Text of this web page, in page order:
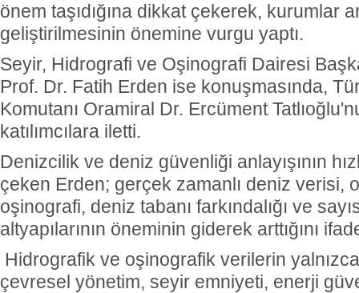
önem taşıdığına dikkat çekerek, kurumlar
geliştirilmesinin önemine vurgu yaptı.
Seyir, Hidrografi ve Oşinografi Dairesi
Prof. Dr. Fatih Erden ise konuşmasında,
Komutanı Oramiral Dr. Ercüment
katılımcılara iletti.
Denizcilik ve deniz güvenliği anlayışının
çeken Erden; gerçek zamanlı deniz verisi,
oşinografi, deniz tabanı farkındalığı ve
altyapılarının öneminin giderek arttığını
Hidrografik ve oşinografik verilerin
çevresel yönetim, seyir emniyeti, enerji